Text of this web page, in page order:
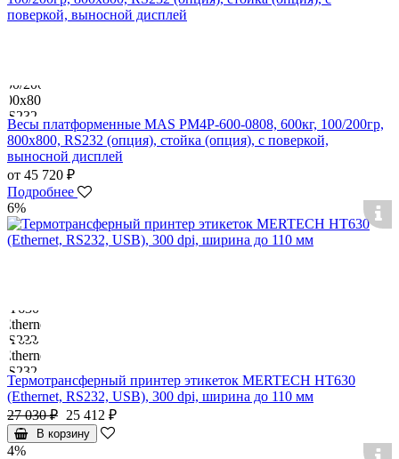
Весы платформенные MAS PM4P-600-0808, 600кг, 100/200гр,
800х800, RS232 (опция), стойка (опция), с поверкой,
выносной дисплей
от 45 720 ₽
Подробнее
6%
Термотрансферный принтер этикеток MERTECH HT630
(Ethernet, RS232, USB), 300 dpi, ширина до 110 мм
27 030 ₽ 25 412 ₽
В корзину
4%